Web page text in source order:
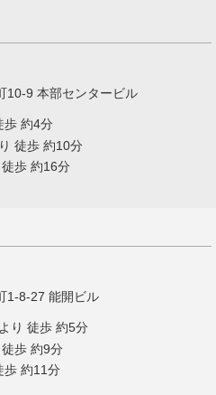
10-9 本部センタービル
歩 約4分
徒歩 約10分
歩 約16分
1-8-27 能開ビル
り 徒歩 約5分
歩 約9分
歩 約11分